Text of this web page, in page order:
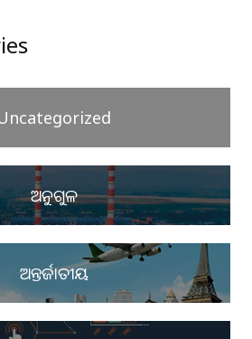
ଅନୁଗୁଳ
ଅନ୍ତର୍ଜାତୀୟ